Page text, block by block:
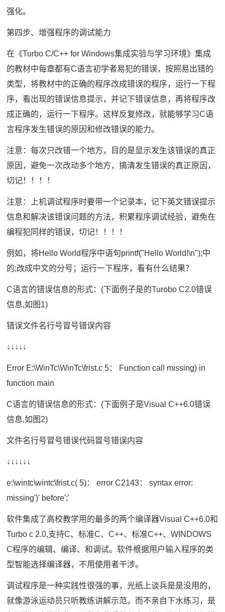
强化。
第四步、增强程序的调试能力
在《Turbo C/C++ for Windows集成实验与学习环境》集成
的教材中每章都有C语言初学者易犯的错误，按照易出错的
类型，将教材中的正确的程序改成错误的程序，运行一下程
序，看出现的错误信息提示，并记下错误信息，再将程序改
成正确的，运行一下程序。这样反复修改，就能够学习C语
言程序发生错误的原因和修改错误的能力。
注意：每次只改错一个地方，目的是显示发生该错误的真正
原因，避免一次改动多个地方，搞清发生错误的真正原因，
切记！！！！
注意：上机调试程序时要带一个记录本，记下英文错误提示
信息和解决该错误问题的方法，积累程序调试经验，避免在
编程犯同样的错误，切记！！！！
例如，将Hello World程序中语句printf("Hello World!\n");中
的;改成中文的分号；运行一下程序，看有什么结果？
C语言的错误信息的形式：(下面例子是的Turobo C2.0错误
信息,如图1)
错误文件名行号冒号错误内容
↓↓↓↓↓
Error E:\WinTc\WinTc\frist.c 5： Function call missing) in
function main
C语言的错误信息的形式：(下面例子是Visual C++6.0错误
信息,如图2)
文件名行号冒号错误代码冒号错误内容
↓↓↓↓↓↓
e:\wintc\wintc\frist.c( 5)： error C2143： syntax error:
missing')' before';'
软件集成了高校教学用的最多的两个编译器Visual C++6.0和
Turbo c 2.0,支持C、标准C、C++、标准C++、WINDOWS
C程序的编辑、编译、和调试。软件根据用户输入程序的类
型智能选择编译器，不用使用者干涉。
调试程序是一种实践性很强的事，光纸上谈兵是是没用的，
就像游泳运动员只听教练讲解示范，而不亲自下水练习，是